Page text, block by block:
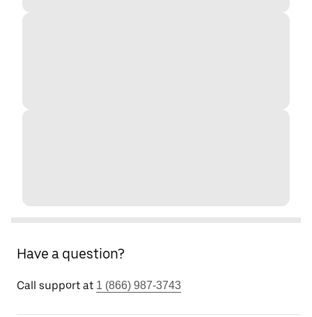
Have a question?
Call support at 1 (866) 987-3743